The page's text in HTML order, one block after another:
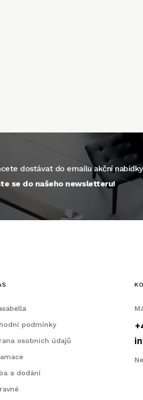
dostávat do emailu akční nabídky
se do našeho newsletteru!
podmínky
osobních údajů
a dodání